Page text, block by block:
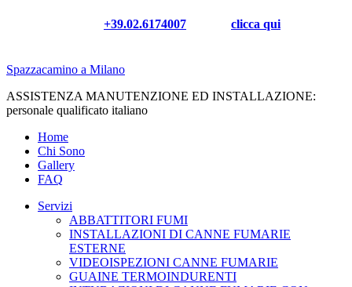
+39.02.6174007 clicca qui
Spazzacamino a Milano
ASSISTENZA MANUTENZIONE ED INSTALLAZIONE:
personale qualificato italiano
Home
Chi Sono
Gallery
FAQ
Servizi
ABBATTITORI FUMI
INSTALLAZIONI DI CANNE FUMARIE
ESTERNE
VIDEOISPEZIONI CANNE FUMARIE
GUAINE TERMOINDURENTI